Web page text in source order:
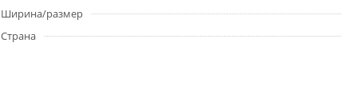
Ширина/размер
Страна